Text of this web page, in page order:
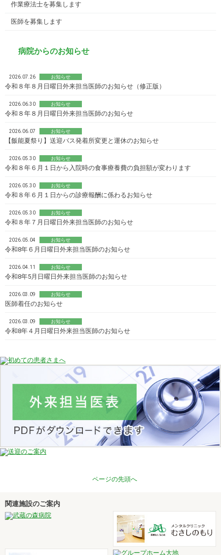
作業療法士を募集します
医師を募集します
病院からのお知らせ
2026.07.26 お知らせ
令和８年８月日曜日外来担当医師のお知らせ（修正版）
2026.06.30 お知らせ
令和８年８月日曜日外来担当医師のお知らせ
2026.06.07 お知らせ
【飯能夏祭り】送迎バス発着所変更と運休のお知らせ
2026.05.30 お知らせ
令和８年６月１日から入院時の食事療養費の負担額が変わります
2026.05.30 お知らせ
令和８年６月１日からの診療報酬に係わるお知らせ
2026.05.30 お知らせ
令和８年７月日曜日外来担当医師のお知らせ
2026.05.04 お知らせ
令和8年６月日曜日外来担当医師のお知らせ
2026.04.11 お知らせ
令和8年5月日曜日外来担当医師のお知らせ
2026.03.09 お知らせ
医師着任のお知らせ
2026.03.09 お知らせ
令和8年４月日曜日外来担当医師のお知らせ
ページの先頭へ
関連施設のご案内